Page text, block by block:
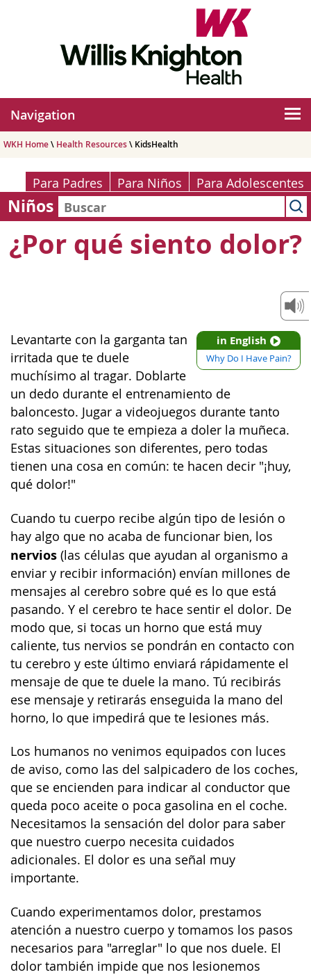
Navigation
WKH Home\ Health Resources\ KidsHealth
Para Padres Para Niños Para Adolescentes
Niños
¿Por qué siento dolor?
in English
Why Do I Have Pain?
Levantarte con la garganta tan
irritada que te duele
muchísimo al tragar. Doblarte
un dedo durante el entrenamiento de
baloncesto. Jugar a videojuegos durante tanto
rato seguido que te empieza a doler la muñeca.
Estas situaciones son diferentes, pero todas
tienen una cosa en común: te hacen decir "¡huy,
qué dolor!"
Cuando tu cuerpo recibe algún tipo de lesión o
hay algo que no acaba de funcionar bien, los
nervios (las células que ayudan al organismo a
enviar y recibir información) envían millones de
mensajes al cerebro sobre qué es lo que está
pasando. Y el cerebro te hace sentir el dolor. De
modo que, si tocas un horno que está muy
caliente, tus nervios se pondrán en contacto con
tu cerebro y este último enviará rápidamente el
mensaje de que te duele la mano. Tú recibirás
ese mensaje y retirarás enseguida la mano del
horno, lo que impedirá que te lesiones más.
Los humanos no venimos equipados con luces
de aviso, como las del salpicadero de los coches,
que se encienden para indicar al conductor que
queda poco aceite o poca gasolina en el coche.
Necesitamos la sensación del dolor para saber
que nuestro cuerpo necesita cuidados
adicionales. El dolor es una señal muy
importante.
Cuando experimentamos dolor, prestamos
atención a nuestro cuerpo y tomamos los pasos
necesarios para "arreglar" lo que nos duele. El
dolor también impide que nos lesionemos